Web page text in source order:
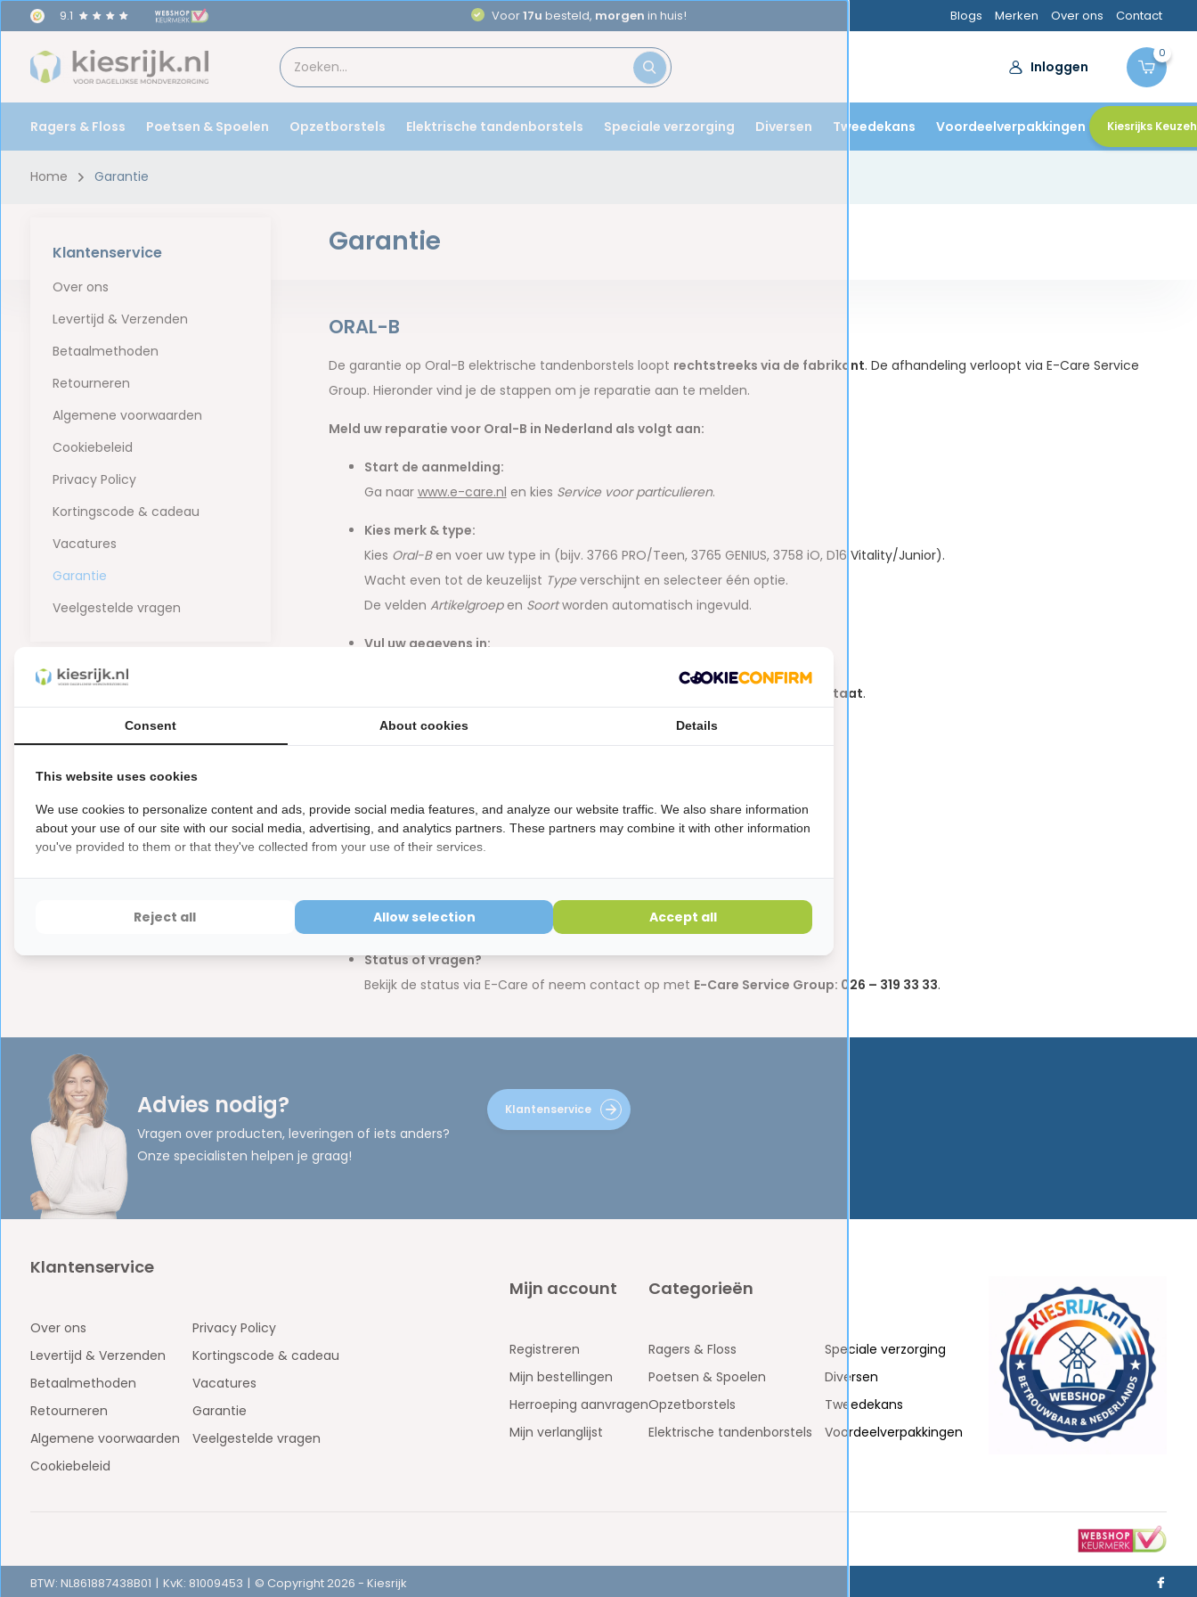
9.1 Voor17u besteld, morgen in huis! Blogs Merken Over ons Contact
Inloggen
0
Ragers & Floss Poetsen & Spoelen Opzetborstels Elektrische tandenborstels Speciale verzorging Diversen Tweedekans Voordeelverpakkingen Kiesrijks
Home Garantie
Klantenservice
Over ons
Levertijd & Verzenden
Betaalmethoden
Retourneren
Algemene voorwaarden
Cookiebeleid
Privacy Policy
Kortingscode & cadeau
Vacatures
Garantie
Veelgestelde vragen
Garantie
ORAL-B
De garantie op Oral-B elektrische tandenborstels loopt rechtstreeks via de fabrikant. De afhandeling verloopt via E-Care Service
Group. Hieronder vind je de stappen om je reparatie aan te melden.
Meld uw reparatie voor Oral-B in Nederland als volgt aan:
Start de aanmelding:
Ga naar www.e-care.nl en kies Service voor particulieren.
Kies merk & type:
Kies Oral-Ben voer uw type in (bijv. 3766 PRO/Teen, 3765 GENIUS, 3758 iO, D16 Vitality/Junior).
Wacht even tot de keuzelijst Typeverschijnt en selecteer één optie.
De velden Artikelgroepen Soortworden automatisch ingevuld.
Vul uw gegevens in:
bestelnummer dat op de factuur staat.
Rond de aanvraag af:
DHL-verzendlabel – print en plak op het pakket
Voeg een kopie van uw factuur toe en noteer uw klacht duidelijk.
Lever het pakket vervolgens in bij het gekozen DHL ServicePoint.
Status of vragen?
Bekijk de status via E-Care of neem contact op met E-Care Service Group: 026 – 319 33 33.
Advies nodig?
Vragen over producten, leveringen of iets anders?
Onze specialisten helpen je graag!
Klantenservice
Klantenservice
Over ons
Levertijd & Verzenden
Betaalmethoden
Retourneren
Algemene voorwaarden
Cookiebeleid
Privacy Policy
Kortingscode & cadeau
Vacatures
Garantie
Veelgestelde vragen
Mijn account
Registreren
Mijn bestellingen
Herroeping aanvragen
Mijn verlanglijst
Categorieën
Ragers & Floss
Poetsen & Spoelen
Opzetborstels
Elektrische tandenborstels
Speciale verzorging
Diversen
Tweedekans
Voordeelverpakkingen
BTW: NL861887438B01 KvK: 81009453 © Copyright 2026 - Kiesrijk
Consent About cookies Details
This website uses cookies
We use cookies to personalize content and ads, provide social media features, and analyze our website traffic. We also share information
about your use of our site with our social media, advertising, and analytics partners. These partners may combine it with other information
you've provided to them or that they've collected from your use of their services.
Reject all Allow selection Accept all